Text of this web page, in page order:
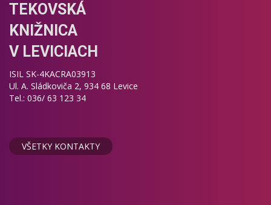
TEKOVSKÁ
KNIŽNICA
V LEVICIACH
ISIL SK-4KACRA03913
Ul. A. Sládkoviča 2, 934 68 Levice
Tel.: 036/ 63 123 34
VŠETKY KONTAKTY